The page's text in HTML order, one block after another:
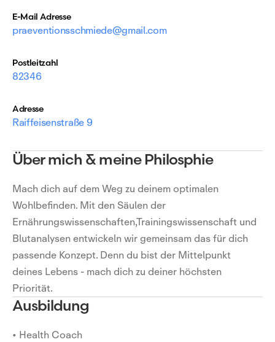
E-Mail Adresse
praeventionsschmiede@gmail.com
Postleitzahl
82346
Adresse
Raiffeisenstraße 9
Über mich & meine Philosphie
Mach dich auf dem Weg zu deinem optimalen
Wohlbefinden. Mit den Säulen der
Ernährungswissenschaften,Trainingswissenschaft und
Blutanalysen entwickeln wir gemeinsam das für dich
passende Konzept. Denn du bist der Mittelpunkt
deines Lebens - mach dich zu deiner höchsten
Priorität.
Ausbildung
• Health Coach